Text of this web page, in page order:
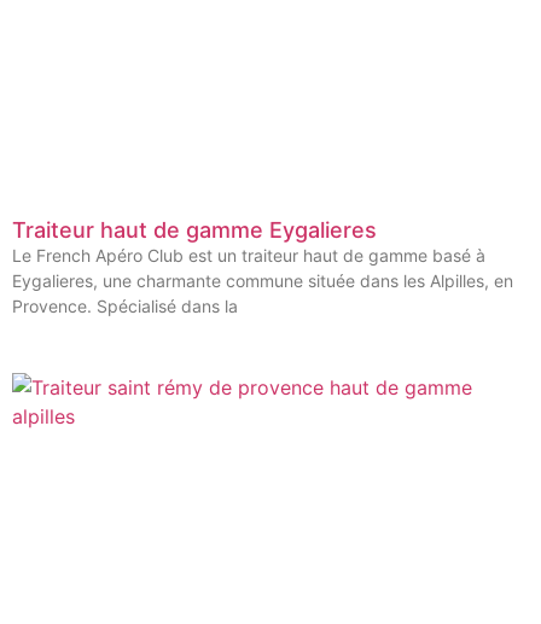
Traiteur haut de gamme Eygalieres
Le French Apéro Club est un traiteur haut de gamme basé à
Eygalieres, une charmante commune située dans les Alpilles, en
Provence. Spécialisé dans la